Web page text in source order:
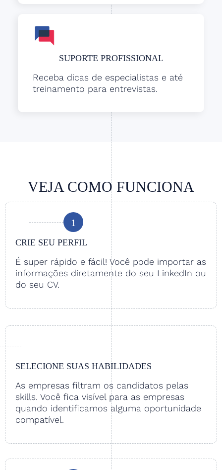
SUPORTE PROFISSIONAL
Receba dicas de especialistas e até
treinamento para entrevistas.
VEJA COMO FUNCIONA
1
CRIE SEU PERFIL
É super rápido e fácil! Você pode importar as
informações diretamente do seu LinkedIn ou
do seu CV.
SELECIONE SUAS HABILIDADES
As empresas filtram os candidatos pelas
skills. Você fica visível para as empresas
quando identificamos alguma oportunidade
compatível.